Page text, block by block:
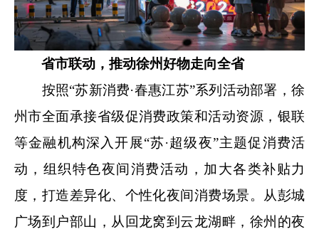
省市联动，推动徐州好物走向全省
按照“苏新消费·春惠江苏”系列活动部署，徐
州市全面承接省级促消费政策和活动资源，银联
等金融机构深入开展“苏·超级夜”主题促消费活
动，组织特色夜间消费活动，加大各类补贴力
度，打造差异化、个性化夜间消费场景。从彭城
广场到户部山，从回龙窝到云龙湖畔，徐州的夜